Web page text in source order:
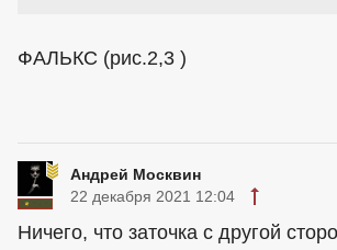
ФАЛЬКС (рис.2,3 )
Андрей Москвин
22 декабря 2021 12:04
Ничего, что заточка с другой